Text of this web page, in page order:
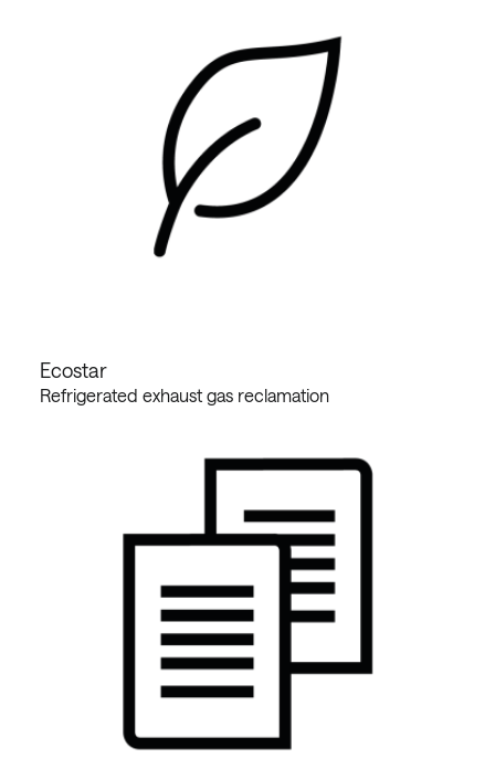
Ecostar
Refrigerated exhaust gas reclamation